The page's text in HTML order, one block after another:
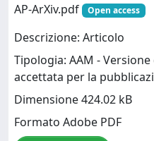
AP-ArXiv.pdf
Open access
Descrizione: Articolo
Tipologia: AAM -
accettata per la
Dimensione 424.02 kB
Formato Adobe PDF